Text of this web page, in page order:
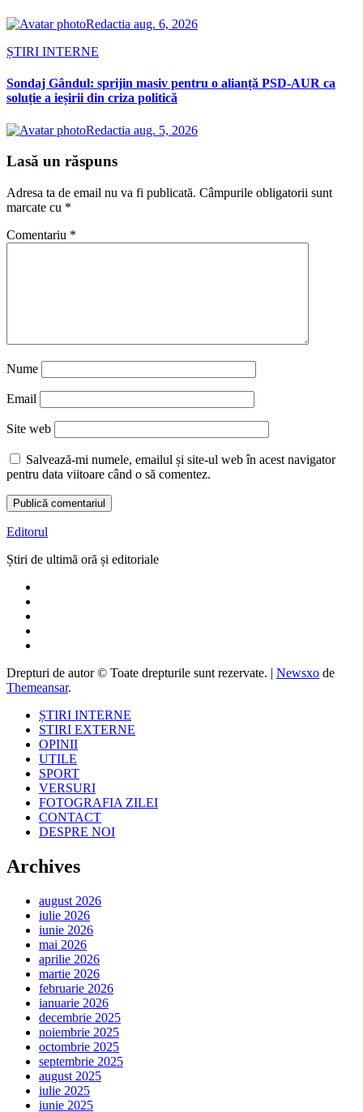
Redactia aug. 6, 2026
ȘTIRI INTERNE
Sondaj Gândul: sprijin masiv pentru o alianță PSD-AUR ca
soluție a ieșirii din criza politică
Redactia aug. 5, 2026
Lasă un răspuns
Adresa ta de email nu va fi publicată. Câmpurile obligatorii sunt
marcate cu *
Comentariu *
Nume
Email
Site web
Salvează-mi numele, emailul și site-ul web în acest navigator
pentru data viitoare când o să comentez.
Editorul
Știri de ultimă oră și editoriale
Drepturi de autor © Toate drepturile sunt rezervate. | Newsxo de
Themeansar.
ȘTIRI INTERNE
STIRI EXTERNE
OPINII
UTILE
SPORT
VERSURI
FOTOGRAFIA ZILEI
CONTACT
DESPRE NOI
Archives
august 2026
iulie 2026
iunie 2026
mai 2026
aprilie 2026
martie 2026
februarie 2026
ianuarie 2026
decembrie 2025
noiembrie 2025
octombrie 2025
septembrie 2025
august 2025
iulie 2025
iunie 2025